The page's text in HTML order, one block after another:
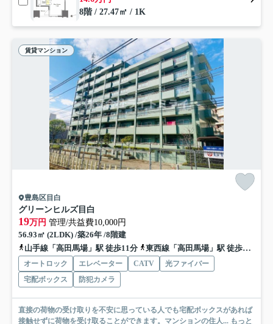
8階 / 27.47㎡ / 1K
賃貸マンション
豊島区目白
グリーンヒルズ目白
19万円 管理/共益費10,000円
56.93㎡ (2LDK) /築26年 /8階建
山手線「高田馬場」駅 徒歩11分
東西線「高田馬場」駅 徒歩11分
オートロック エレベーター CATV
光ファイバー
宅配ボックス
防犯カメラ
直接の荷物の受け取りを不安に思っている人でも宅配ボックスがあれば
接触せずに荷物を受け取ることができます。マンションの住人... もっと